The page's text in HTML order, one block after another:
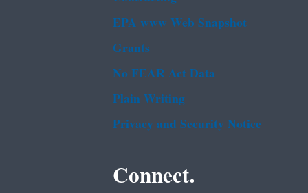
EPA www Web Snapshot
Grants
No FEAR Act Data
Plain Writing
Privacy and Security Notice
Connect.